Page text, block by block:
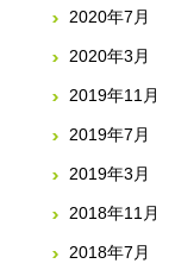
2020年7月
2020年3月
2019年11月
2019年7月
2019年3月
2018年11月
2018年7月